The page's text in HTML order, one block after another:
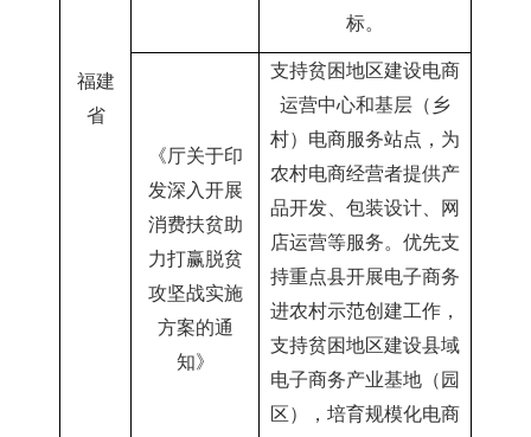
福建
省
标。
《厅关于印
发深入开展
消费扶贫助
力打赢脱贫
攻坚战实施
方案的通
知》
支持贫困地区建设电商
运营中心和基层（乡
村）电商服务站点，为
农村电商经营者提供产
品开发、包装设计、网
店运营等服务。优先支
持重点县开展电子商务
进农村示范创建工作，
支持贫困地区建设县域
电子商务产业基地（园
区），培育规模化电商